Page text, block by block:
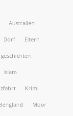
Australien
Dorf Eltern
Islam
Krimi
Moor